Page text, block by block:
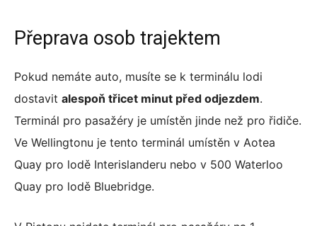
Přeprava osob trajektem
Pokud nemáte auto, musíte se k terminálu lodi
dostavit alespoň třicet minut před odjezdem.
Terminál pro pasažéry je umístěn jinde než pro řidiče.
Ve Wellingtonu je tento terminál umístěn v Aotea
Quay pro lodě Interislanderu nebo v 500 Waterloo
Quay pro lodě Bluebridge.